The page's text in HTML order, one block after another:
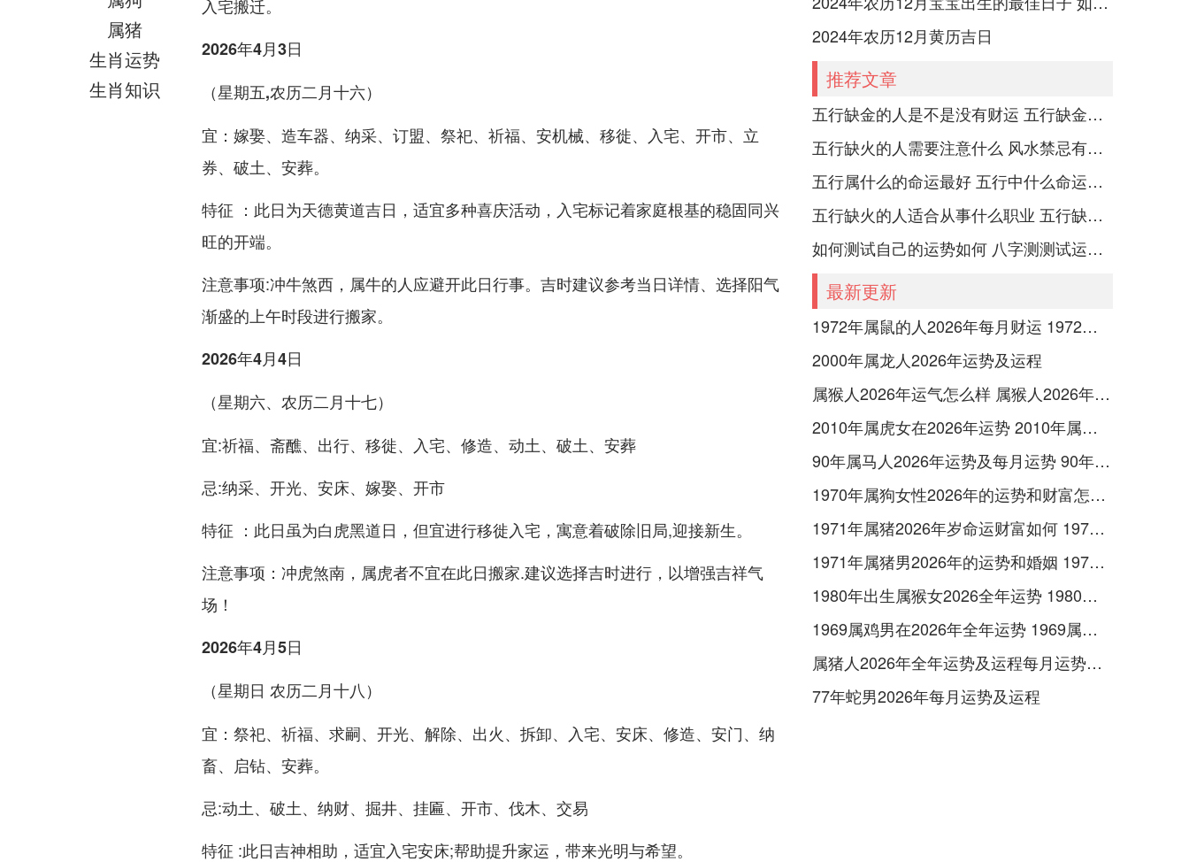
属猪
生肖运势
生肖知识
入宅搬迁。
2026年4月3日
（星期五,农历二月十六）
宜：嫁娶、造车器、纳采、订盟、祭祀、祈福、安机械、移徙、入宅、开市、立
券、破土、安葬。
特征 ：此日为天德黄道吉日，适宜多种喜庆活动，入宅标记着家庭根基的稳固同兴
旺的开端。
注意事项:冲牛煞西，属牛的人应避开此日行事。吉时建议参考当日详情、选择阳气
渐盛的上午时段进行搬家。
2026年4月4日
（星期六、农历二月十七）
宜:祈福、斋醮、出行、移徙、入宅、修造、动土、破土、安葬
忌:纳采、开光、安床、嫁娶、开市
特征 ：此日虽为白虎黑道日，但宜进行移徙入宅，寓意着破除旧局,迎接新生。
注意事项：冲虎煞南，属虎者不宜在此日搬家.建议选择吉时进行，以增强吉祥气
场！
2026年4月5日
（星期日 农历二月十八）
宜：祭祀、祈福、求嗣、开光、解除、出火、拆卸、入宅、安床、修造、安门、纳
畜、启钻、安葬。
忌:动土、破土、纳财、掘井、挂匾、开市、伐木、交易
特征 :此日吉神相助，适宜入宅安床;帮助提升家运，带来光明与希望。
2024年农历12月黄历吉日
推荐文章
五行缺金的人是不是没有财运 五行缺金的人命运好不好
五行缺火的人需要注意什么 风水禁忌有哪些
五行属什么的命运最好 五行中什么命运势旺盛
五行缺火的人适合从事什么职业 五行缺火的人适合从事的职业有哪些
如何测试自己的运势如何 八字测测试运运程
最新更新
1972年属鼠的人2026年每月财运 1972年属鼠的是什么命五行属什么
2000年属龙人2026年运势及运程
属猴人2026年运气怎么样 属猴人2026年运气好吗
2010年属虎女在2026年运势 2010年属虎女2026年如何化解
90年属马人2026年运势及每月运势 90年属马人2026属马今年有一难
1970年属狗女性2026年的运势和财富怎样呢 1970年属狗女2026年运势及运程
1971年属猪2026年岁命运财富如何 1971年属猪2026年运势及运程
1971年属猪男2026年的运势和婚姻 1971年属猪男2026年的运势及运程
1980年出生属猴女2026全年运势 1980年出生属五行属木还是土
1969属鸡男在2026年全年运势 1969属鸡男在2026命运如何
属猪人2026年全年运势及运程每月运势如何 属猪人2026年运势如何
77年蛇男2026年每月运势及运程